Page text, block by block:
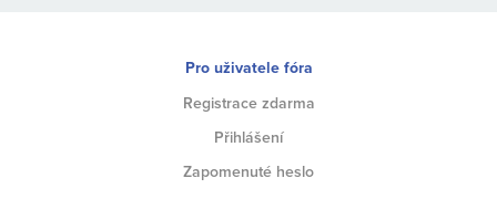
Pro uživatele fóra
Registrace zdarma
Přihlášení
Zapomenuté heslo